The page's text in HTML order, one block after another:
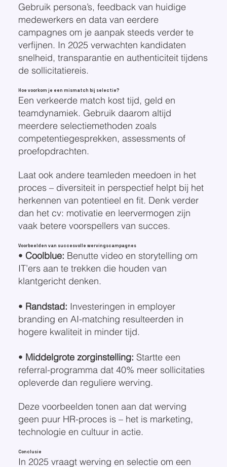
Gebruik persona’s, feedback van huidige
medewerkers en data van eerdere
campagnes om je aanpak steeds verder te
verfijnen. In 2025 verwachten kandidaten
snelheid, transparantie en authenticiteit tijdens
de sollicitatiereis.
Hoe voorkom je een mismatch bij selectie?
Een verkeerde match kost tijd, geld en
teamdynamiek. Gebruik daarom altijd
meerdere selectiemethoden zoals
competentiegesprekken, assessments of
proefopdrachten.
Laat ook andere teamleden meedoen in het
proces – diversiteit in perspectief helpt bij het
herkennen van potentieel en fit. Denk verder
dan het cv: motivatie en leervermogen zijn
vaak betere voorspellers van succes.
Voorbeelden van succesvolle wervingscampagnes
• Coolblue: Benutte video en storytelling om
IT’ers aan te trekken die houden van
klantgericht denken.
• Randstad: Investeringen in employer
branding en AI-matching resulteerden in
hogere kwaliteit in minder tijd.
• Middelgrote zorginstelling: Startte een
referral-programma dat 40% meer sollicitaties
opleverde dan reguliere werving.
Deze voorbeelden tonen aan dat werving
geen puur HR-proces is – het is marketing,
technologie en cultuur in actie.
Conclusie
In 2025 vraagt werving en selectie om een